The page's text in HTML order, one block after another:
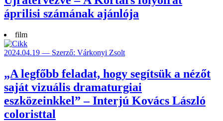
áprilisi számának ajánlója
film
2024.04.19 — Szerző: Várkonyi Zsolt
„A legfőbb feladat, hogy segítsük a nézőt
saját vizuális dramaturgiai
eszközeinkkel” – Interjú Kovács László
coloristtal